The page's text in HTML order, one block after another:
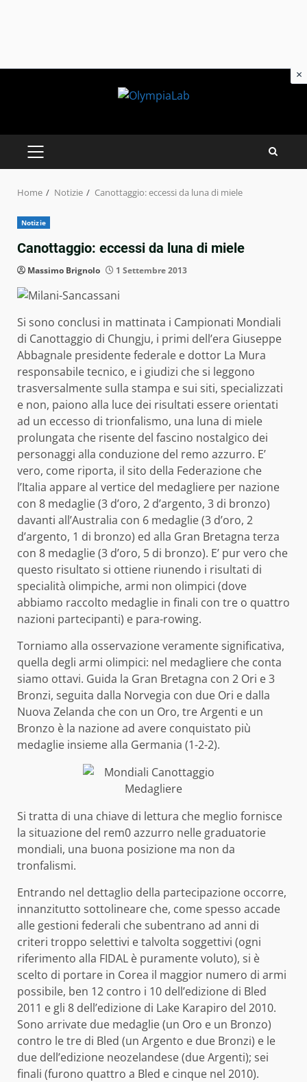
PRIMARY
MENU
Home Notizie Canottaggio: eccessi da luna di miele
Notizie
Canottaggio: eccessi da luna di miele
Massimo Brignolo 1 Settembre 2013
Si sono conclusi in mattinata i Campionati Mondiali
di Canottaggio di Chungju, i primi dell’era Giuseppe
Abbagnale presidente federale e dottor La Mura
responsabile tecnico, e i giudizi che si leggono
trasversalmente sulla stampa e sui siti, specializzati
e non, paiono alla luce dei risultati essere orientati
ad un eccesso di trionfalismo, una luna di miele
prolungata che risente del fascino nostalgico dei
personaggi alla conduzione del remo azzurro. E’
vero, come riporta, il sito della Federazione che
l’Italia appare al vertice del medagliere per nazione
con 8 medaglie (3 d’oro, 2 d’argento, 3 di bronzo)
davanti all’Australia con 6 medaglie (3 d’oro, 2
d’argento, 1 di bronzo) ed alla Gran Bretagna terza
con 8 medaglie (3 d’oro, 5 di bronzo). E’ pur vero che
questo risultato si ottiene riunendo i risultati di
specialità olimpiche, armi non olimpici (dove
abbiamo raccolto medaglie in finali con tre o quattro
nazioni partecipanti) e para-rowing.
Torniamo alla osservazione veramente significativa,
quella degli armi olimpici: nel medagliere che conta
siamo ottavi. Guida la Gran Bretagna con 2 Ori e 3
Bronzi, seguita dalla Norvegia con due Ori e dalla
Nuova Zelanda che con un Oro, tre Argenti e un
Bronzo è la nazione ad avere conquistato più
medaglie insieme alla Germania (1-2-2).
Si tratta di una chiave di lettura che meglio fornisce
la situazione del rem0 azzurro nelle graduatorie
mondiali, una buona posizione ma non da
tronfalismi.
Entrando nel dettaglio della partecipazione occorre,
innanzitutto sottolineare che, come spesso accade
alle gestioni federali che subentrano ad anni di
criteri troppo selettivi e talvolta soggettivi (ogni
riferimento alla FIDAL è puramente voluto), si è
scelto di portare in Corea il maggior numero di armi
possibile, ben 12 contro i 10 dell’edizione di Bled
2011 e gli 8 dell’edizione di Lake Karapiro del 2010.
Sono arrivate due medaglie (un Oro e un Bronzo)
contro le tre di Bled (un Argento e due Bronzi) e le
due dell’edizione neozelandese (due Argenti); sei
finali (furono quattro a Bled e cinque nel 2010).
×